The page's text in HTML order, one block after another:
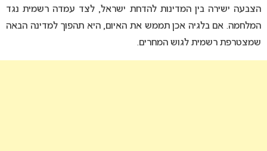
הצבעה ישירה בין המדינות להדחת ישראל, לצד עמדה רשמית נגד
המלחמה. אם בלגיה אכן תממש את האיום, היא תהפוך למדינה הבאה
שמצטרפת רשמית לגוש המחרים.